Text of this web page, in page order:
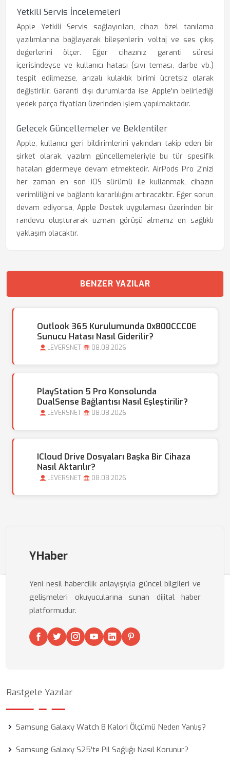
Yetkili Servis İncelemeleri
Apple Yetkili Servis sağlayıcıları, cihazı özel tanılama
yazılımlarına bağlayarak bileşenlerin voltaj ve ses çıkış
değerlerini ölçer. Eğer cihazınız garanti süresi
içerisindeyse ve kullanıcı hatası (sıvı teması, darbe vb.)
tespit edilmezse, arızalı kulaklık birimi ücretsiz olarak
değiştirilir. Garanti dışı durumlarda ise Apple'ın belirlediği
yedek parça fiyatları üzerinden işlem yapılmaktadır.
Gelecek Güncellemeler ve Beklentiler
Apple, kullanıcı geri bildirimlerini yakından takip eden bir
şirket olarak, yazılım güncellemeleriyle bu tür spesifik
hataları gidermeye devam etmektedir. AirPods Pro 2'nizi
her zaman en son iOS sürümü ile kullanmak, cihazın
verimliliğini ve bağlantı kararlılığını artıracaktır. Eğer sorun
devam ediyorsa, Apple Destek uygulaması üzerinden bir
randevu oluşturarak uzman görüşü almanız en sağlıklı
yaklaşım olacaktır.
BENZER YAZILAR
Outlook 365 Kurulumunda 0x800CCC0E
Sunucu Hatası Nasıl Giderilir?
LEVERSNET 08.08.2026
PlayStation 5 Pro Konsolunda
DualSense Bağlantısı Nasıl Eşleştirilir?
LEVERSNET 08.08.2026
ICloud Drive Dosyaları Başka Bir Cihaza
Nasıl Aktarılır?
LEVERSNET 08.08.2026
YHaber
Yeni nesil habercilik anlayışıyla güncel bilgileri ve
gelişmeleri okuyucularına sunan dijital haber
platformudur.
Rastgele Yazılar
Samsung Galaxy Watch 8 Kalori Ölçümü Neden Yanlış?
Samsung Galaxy S25'te Pil Sağlığı Nasıl Korunur?